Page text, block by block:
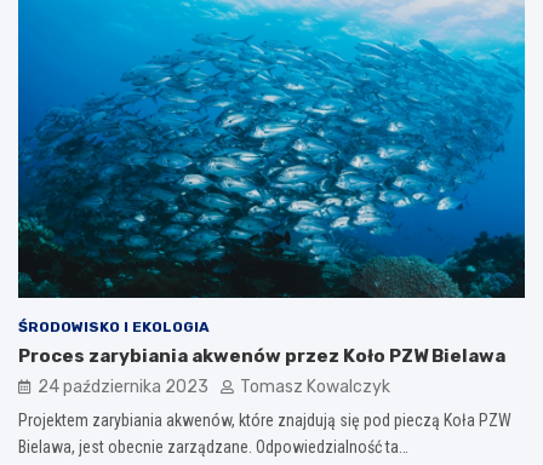
ŚRODOWISKO I EKOLOGIA
Proces zarybiania akwenów przez Koło PZW Bielawa
24 października 2023 Tomasz Kowalczyk
Projektem zarybiania akwenów, które znajdują się pod pieczą Koła PZW
Bielawa, jest obecnie zarządzane. Odpowiedzialność ta…